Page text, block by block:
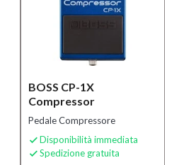
BOSS CP-1X
Compressor
Pedale Compressore
 Disponibilità immediata
 Spedizione gratuita